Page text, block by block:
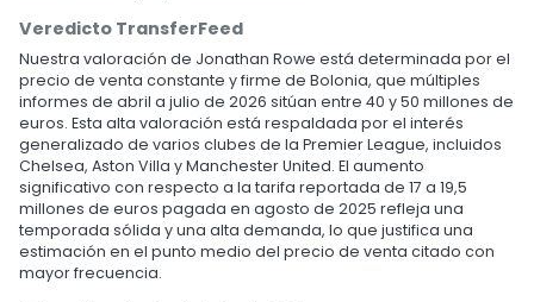
Veredicto TransferFeed
Nuestra valoración de Jonathan Rowe está determinada por el
precio de venta constante y firme de Bolonia, que múltiples
informes de abril a julio de 2026 sitúan entre 40 y 50 millones de
euros. Esta alta valoración está respaldada por el interés
generalizado de varios clubes de la Premier League, incluidos
Chelsea, Aston Villa y Manchester United. El aumento
significativo con respecto a la tarifa reportada de 17 a 19,5
millones de euros pagada en agosto de 2025 refleja una
temporada sólida y una alta demanda, lo que justifica una
estimación en el punto medio del precio de venta citado con
mayor frecuencia.